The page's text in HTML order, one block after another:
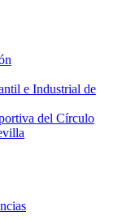
e Industrial de
del Círculo